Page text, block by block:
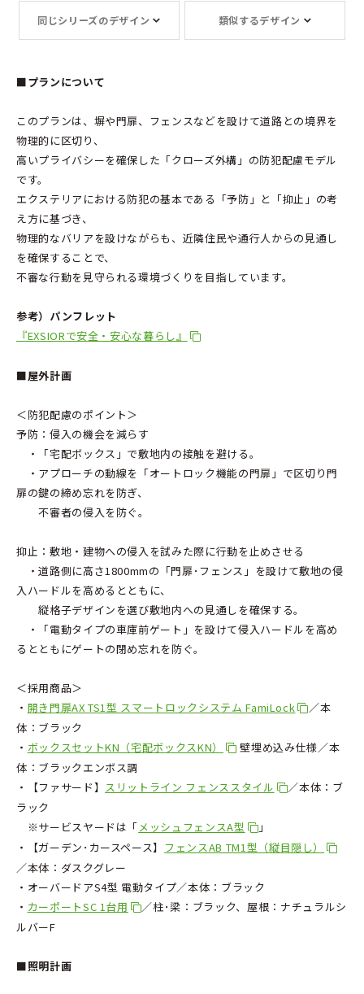
同じシリーズのデザイン 類似するデザイン
■プランについて
このプランは、塀や門扉、フェンスなどを設けて道路との境界を
物理的に区切り、
高いプライバシーを確保した「クローズ外構」の防犯配慮モデル
です。
エクステリアにおける防犯の基本である「予防」と「抑止」の考
え方に基づき、
物理的なバリアを設けながらも、近隣住民や通行人からの見通し
を確保することで、
不審な行動を見守られる環境づくりを目指しています。
参考）パンフレット
『EXSIORで安全・安心な暮らし』
■屋外計画
＜防犯配慮のポイント＞
予防：侵入の機会を減らす
・「宅配ボックス」で敷地内の接触を避ける。
・アプローチの動線を「オートロック機能の門扉」で区切り門
扉の鍵の締め忘れを防ぎ、
不審者の侵入を防ぐ。
抑止：敷地・建物への侵入を試みた際に行動を止めさせる
・道路側に高さ1800mmの「門扉･フェンス」を設けて敷地の侵
入ハードルを高めるとともに、
縦格子デザインを選び敷地内への見通しを確保する。
・「電動タイプの車庫前ゲート」を設けて侵入ハードルを高め
るとともにゲートの閉め忘れを防ぐ。
＜採用商品＞
・ 開き門扉AX TS1型 スマートロックシステム FamiLock
／本
体：ブラック
・ ボックスセットKN（宅配ボックスKN）
壁埋め込み仕様／本
体：ブラックエンボス調
・【ファサード】 スリットライン フェンススタイル
／本体：ブ
ラック
※サービスヤードは「 メッシュフェンスA型
」
・【ガーデン･カースペース】 フェンスAB TM1型（縦目隠し）
／本体：ダスクグレー
・オーバードアS4型 電動タイプ／本体：ブラック
・ カーポートSC 1台用
／柱･梁：ブラック、屋根：ナチュラルシ
ルバーF
■照明計画